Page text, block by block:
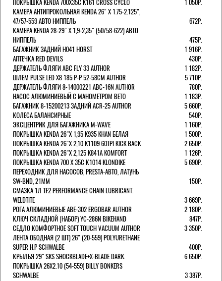
ПОКРЫШКА KENDA 700Х35С K161 CROSS CYCLO
1 050Р.
КАМЕРА АНТИПРОКОЛЬНАЯ KENDA 26" Х 1.75-2.125",
47/57-559 АВТО НИППЕЛЬ
672Р.
КАМЕРА KENDA 28-29" Х 1,9-2,35" (50/58-622) АВТО
НИППЕЛЬ
475Р.
БАГАЖНИК ЗАДНИЙ H041 HORST
1 916Р.
АПТЕЧКА RED DEVILS
430Р.
ДЕРЖАТЕЛЬ ФЛЯГИ АВС FLY 33 AUTHOR
1 182Р.
ШЛЕМ PULSE LED X8 185 Р-Р 52-58СМ AUTHOR
5 710Р.
ДЕРЖАТЕЛЬ ФЛЯГИ 8-14000221 ABC-16N AUTHOR
780Р.
НАСОС АЛЮМИНИЕВЫЙ С МАНОМЕТРОМ BETO
1 183Р.
БАГАЖНИК 8-15200213 ЗАДНИЙ ACR-25 AUTHOR
5 660Р.
КОЛЕСА БАЛАНСИРНЫЕ
540Р.
ЭКСЦЕНТРИК ДЛЯ БАГАЖНИКА M-WAVE
1 160Р.
ПОКРЫШКА KENDA 26"Х 1,95 K935 KHAN БЕЛАЯ
1 500Р.
ПОКРЫШКА KENDA 26"Х 2,10 K1109 60TPI KICK BACK
2 650Р.
ПОКРЫШКА KENDA 26"Х 2,125 K841A KOMFORT
1 126Р.
ПОКРЫШКА KENDA 700 Х 35С К1014 KLONDIKE
5 690Р.
ПЕРЕХОДНИК ДЛЯ НАСОСОВ, PRESTA-АВТО, ЛАТУНЬ
SW-BND, 21ММ
150Р.
СМАЗКА 1Л TF2 PERFORMANCE CHAIN LUBRICANT.
WELDTITE
3 669Р.
РОГА АЛЮМИНИЕВЫЕ ABE-302 ERGOBAR AUTHOR
2 180Р.
КЛЮЧ СКЛАДНОЙ (НАБОР) YC-286N BIKEHAND
847Р.
СЕДЛО КОМФОРТНОЕ SOFT TOUCH VACUUM AUTHOR
3 350Р.
ЛЕНТА ОБОДНАЯ (2 ШТ) 26" (20-559) POLYURETHANE
SUPER H.P SCHWALBE
400Р.
КРЫЛЬЯ 29" SKS SHOCKBLADE+X-BLADE DARK.
6 650Р.
ПОКРЫШКА 26X2.10 (54-559) BILLY BONKERS
SCHWALBE
3 387Р.